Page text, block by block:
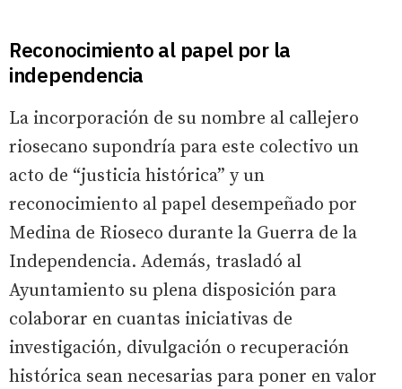
Reconocimiento al papel por la
independencia
La incorporación de su nombre al callejero
riosecano supondría para este colectivo un
acto de “justicia histórica” y un
reconocimiento al papel desempeñado por
Medina de Rioseco durante la Guerra de la
Independencia. Además, trasladó al
Ayuntamiento su plena disposición para
colaborar en cuantas iniciativas de
investigación, divulgación o recuperación
histórica sean necesarias para poner en valor